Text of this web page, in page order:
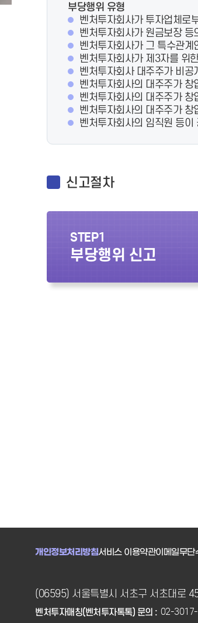
부당행위 유형
벤처투자회사가 투자업체로
벤처투자회사가 원금보장 등
벤처투자회사가 그 특수관
벤처투자회사가 제3자를 위
벤처투자회사 대주주가 비
벤처투자회사의 대주주가
벤처투자회사의 대주주가
벤처투자회사의 대주주가
벤처투자회사의 임직원 등
신고절차
STEP1
부당행위 신고
개인정보처리방침서비스 이용약관이메일무단
(06595) 서울특별시 서초구 서초대로
벤처투자매칭(벤처투자톡톡) 문의 : 02-